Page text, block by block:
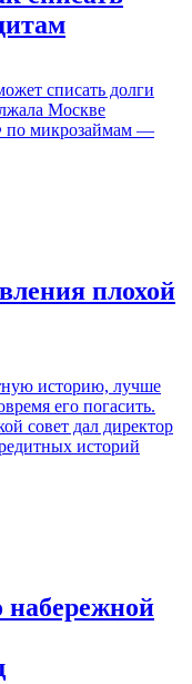
списать долги
Москве
по микрозаймам —
плохой
историю, лучше
его погасить.
совет дал директор
историй